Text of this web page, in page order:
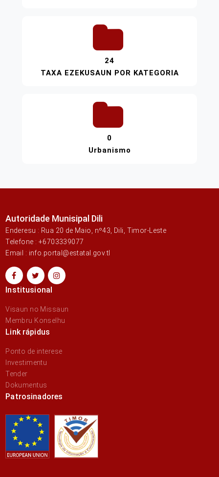
24
TAXA EZEKUSAUN POR KATEGORIA
0
Urbanismo
Autoridade Munisipal Dili
Enderesu : Rua 20 de Maio, nº43, Dili, Timor-Leste
Telefone : +6703339077
Email : info.portal@estatal.gov.tl
Institusional
Visaun no Missaun
Membru Konselhu
Link rápidus
Ponto de interese
Investimentu
Tender
Dokumentus
Patrosinadores